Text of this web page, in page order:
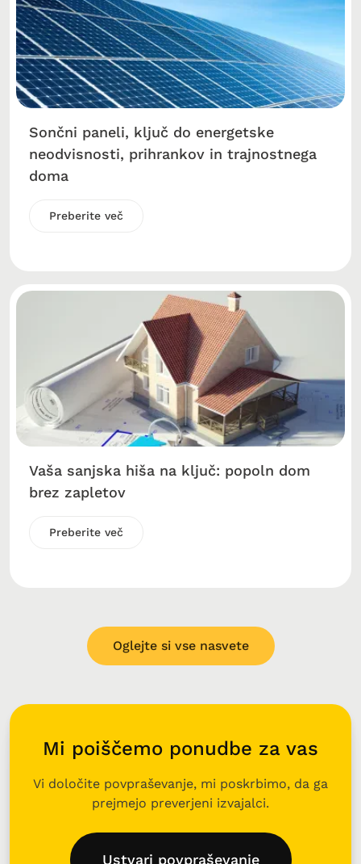
Sončni paneli, ključ do energetske
neodvisnosti, prihrankov in trajnostnega
doma
Preberite več
Vaša sanjska hiša na ključ: popoln dom
brez zapletov
Preberite več
Oglejte si vse nasvete
Mi poiščemo ponudbe za vas
Vi določite povpraševanje, mi poskrbimo, da ga
prejmejo preverjeni izvajalci.
Ustvari povpraševanje